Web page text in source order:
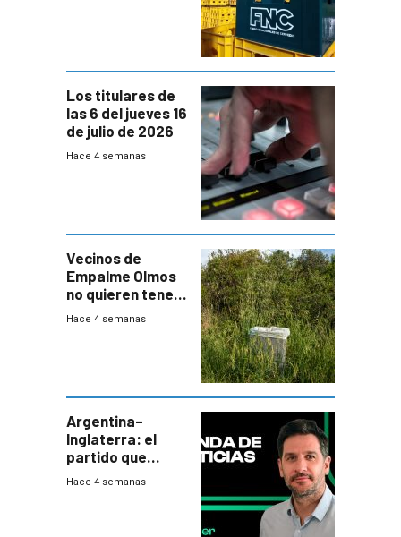
Los titulares de
las 6 del jueves 16
de julio de 2026
Hace 4 semanas
Vecinos de
Empalme Olmos
no quieren tener
cerca una planta
departamental
Hace 4 semanas
Argentina–
Inglaterra: el
partido que
nunca termina
Hace 4 semanas